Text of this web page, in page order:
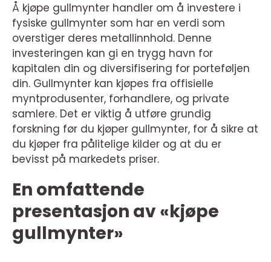
Å kjøpe gullmynter handler om å investere i
fysiske gullmynter som har en verdi som
overstiger deres metallinnhold. Denne
investeringen kan gi en trygg havn for
kapitalen din og diversifisering for porteføljen
din. Gullmynter kan kjøpes fra offisielle
myntprodusenter, forhandlere, og private
samlere. Det er viktig å utføre grundig
forskning før du kjøper gullmynter, for å sikre at
du kjøper fra pålitelige kilder og at du er
bevisst på markedets priser.
En omfattende
presentasjon av «kjøpe
gullmynter»